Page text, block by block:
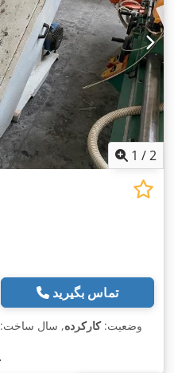
1 /2
تماس بگیرید
وضعیت:کارکرده, سال ساخت: